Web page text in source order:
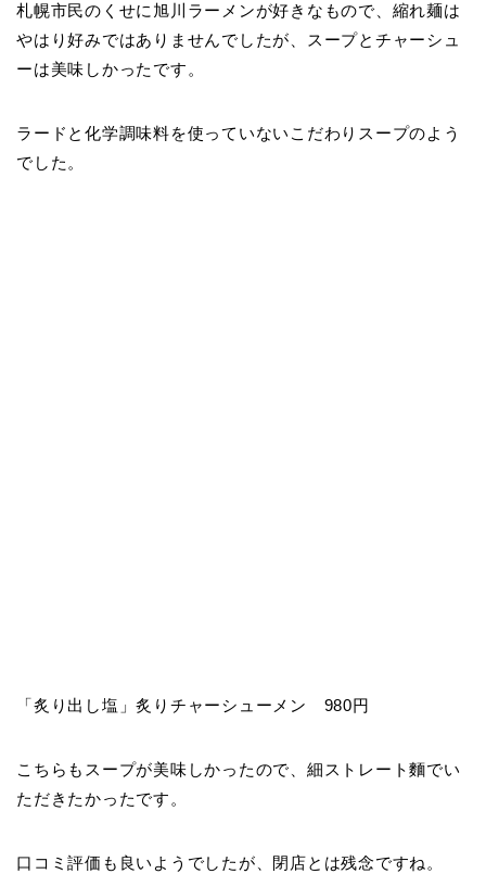
札幌市民のくせに旭川ラーメンが好きなもので、縮れ麺は
やはり好みではありませんでしたが、スープとチャーシュ
ーは美味しかったです。
ラードと化学調味料を使っていないこだわりスープのよう
でした。
「炙り出し塩」炙りチャーシューメン 980円
こちらもスープが美味しかったので、細ストレート麵でい
ただきたかったです。
口コミ評価も良いようでしたが、閉店とは残念ですね。